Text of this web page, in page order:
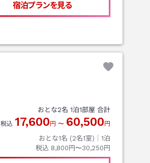
宿泊プランを見る
おとな2名 1泊1部屋 合計
税込 17,600 円 〜 60,500 円
おとな1名 (2名1室)｜ 1泊
税込 8,800円〜30,250円